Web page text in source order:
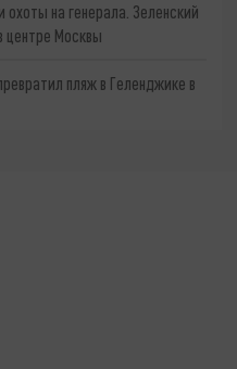
на генерала. Зеленский
центре Москвы
пляж в Геленджике в